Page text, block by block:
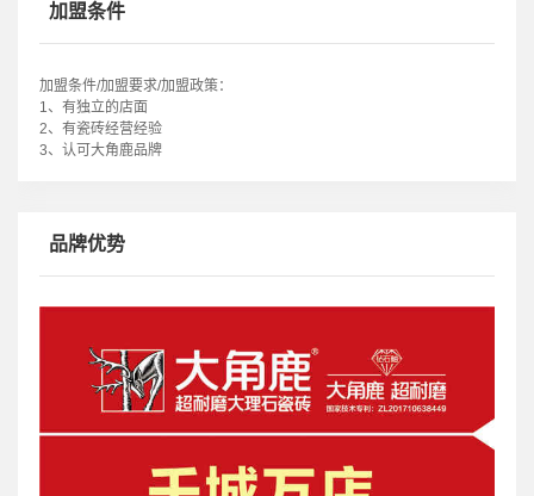
多家专卖店，瓷砖十大品牌，2017年入选达沃斯论坛指定选用瓷砖品
牌，产品被广泛应用于新西兰希尔顿酒店、吉隆坡万豪酒店、科隆坡香
中国总部等高档装修项目，让亿万家庭使用上高品质的超耐磨瓷砖。
加盟条件
加盟条件/加盟要求/加盟政策：
1、有独立的店面
2、有瓷砖经营经验
3、认可大角鹿品牌
品牌优势